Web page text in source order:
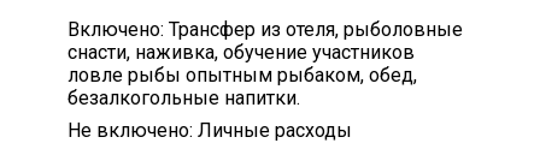
Включено: Трансфер из отеля, рыболовные
снасти, наживка, обучение участников
ловле рыбы опытным рыбаком, обед,
безалкогольные напитки.
Не включено: Личные расходы